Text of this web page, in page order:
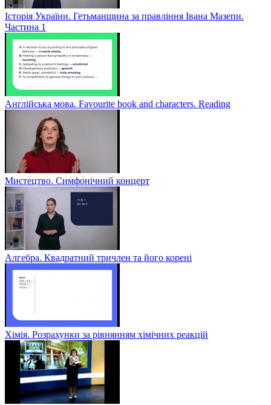
Історія України. Гетьманщина за правління Івана Мазепи.
Частина 1
Англійська мова. Favourite book and characters. Reading
Мистецтво. Симфонічний концерт
Алгебра. Квадратний тричлен та його корені
Хімія. Розрахунки за рівнянням хімічних реакцій